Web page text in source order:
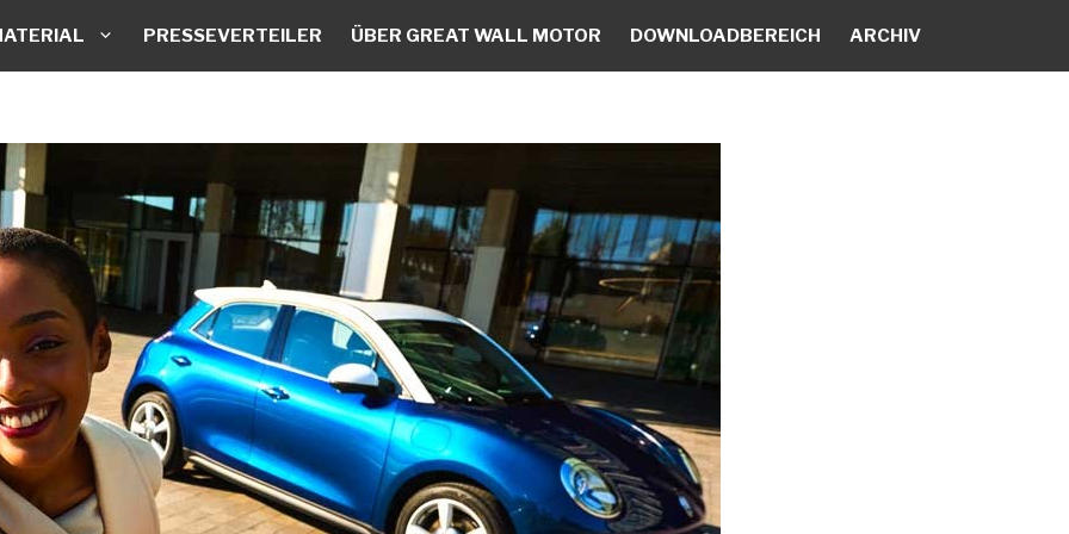
PRESSEVERTEILER ÜBER GREAT WALL MOTOR DOWNLOADBEREICH ARCHIV